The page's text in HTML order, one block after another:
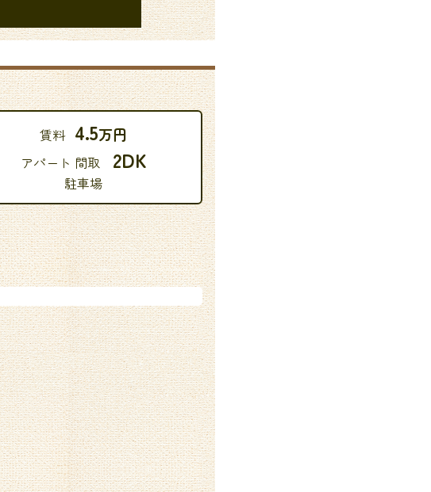
賃料 4.5万円
アパート 間取 2DK
駐車場